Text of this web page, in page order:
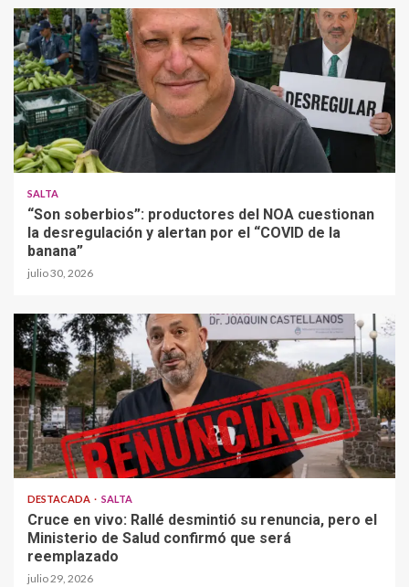
SALTA
“Son soberbios”: productores del NOA cuestionan
la desregulación y alertan por el “COVID de la
banana”
julio 30, 2026
DESTACADA SALTA
Cruce en vivo: Rallé desmintió su renuncia, pero el
Ministerio de Salud confirmó que será
reemplazado
julio 29, 2026